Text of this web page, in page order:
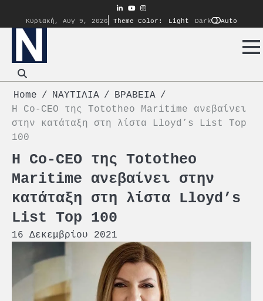
content
linkedin
youtube
instagram
Κυριακή, Αυγ 9, 2026
Theme Color: Light Dark Auto
Home ΝΑΥΤΙΛΙΑ
ΒΡΑΒΕΙΑ
Η Co-CEO της Tototheo Maritime ανεβαίνει
στην κατάταξη στη λίστα Lloyd’s List Top
100
Η Co-CEO της Tototheo
Maritime ανεβαίνει στην
κατάταξη στη λίστα Lloyd’s
List Top 100
16 Δεκεμβρίου 2021